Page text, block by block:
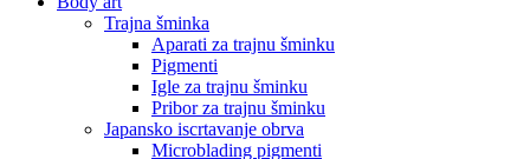
Trajna šminka
Aparati za trajnu šminku
Pigmenti
Igle za trajnu šminku
Pribor za trajnu šminku
Japansko iscrtavanje obrva
Microblading pigmenti